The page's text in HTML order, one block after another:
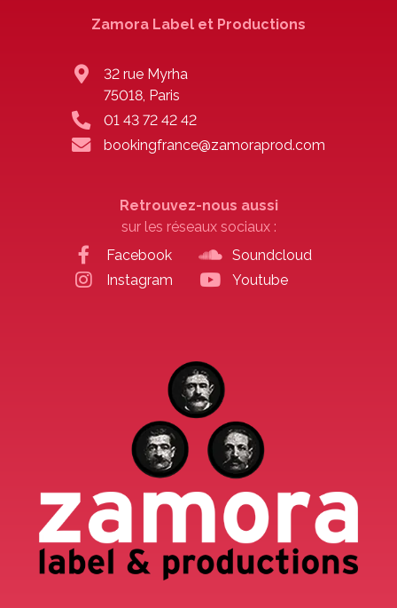
Zamora Label et Productions
32 rue Myrha
75018, Paris
01 43 72 42 42
bookingfrance@zamoraprod.com
Retrouvez-nous aussi
sur les réseaux sociaux :
Facebook
Instagram
Soundcloud
Youtube